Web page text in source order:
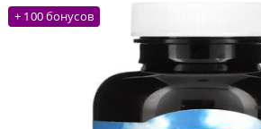
+ 100 бонусов